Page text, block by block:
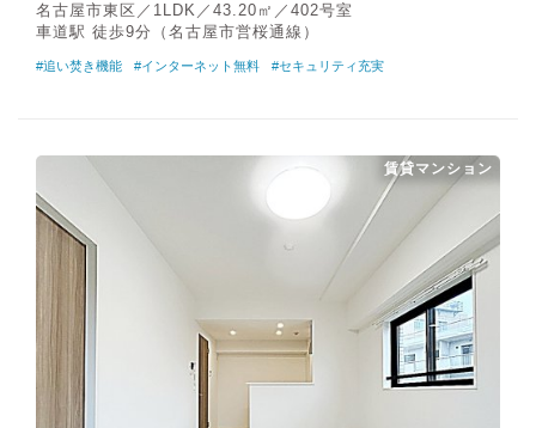
名古屋市東区／1LDK／43.20㎡／402号室
車道駅 徒歩9分（名古屋市営桜通線）
#追い焚き機能 #インターネット無料 #セキュリティ充実
賃貸マンション